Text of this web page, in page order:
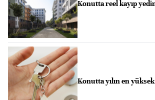
Konutta reel kayıp
Konutta yılın en yüksek